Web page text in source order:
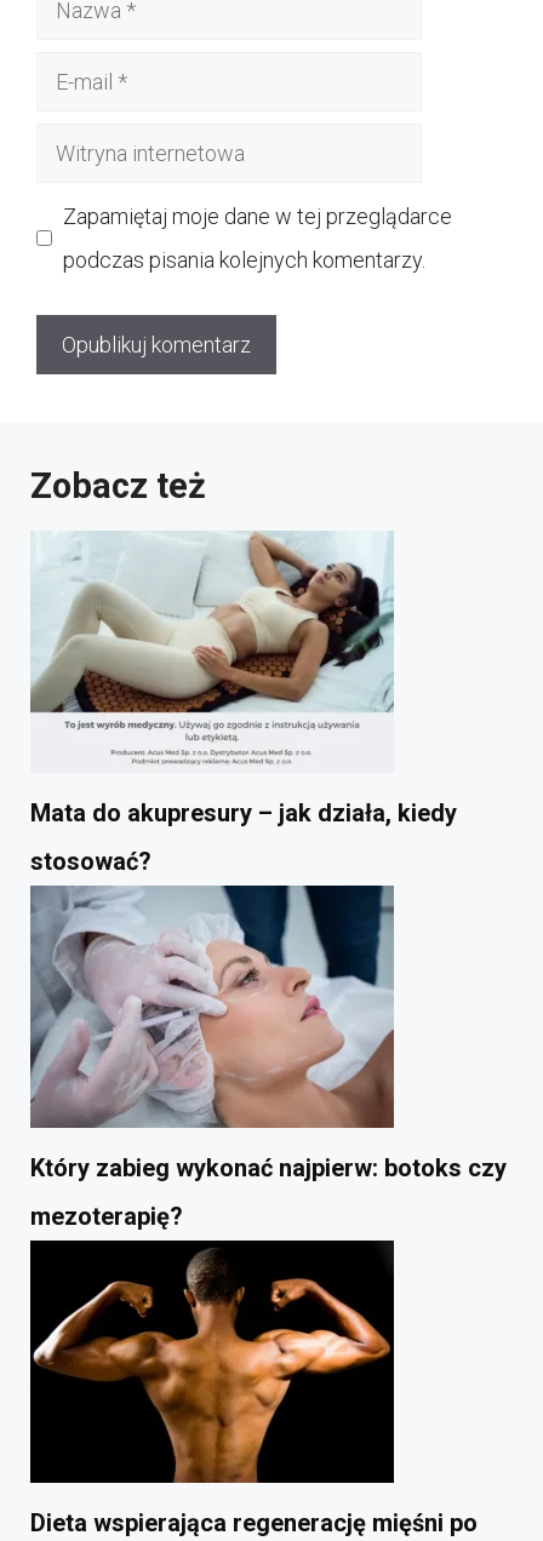
Witryna
Zapamiętaj moje dane w tej przeglądarce
podczas pisania kolejnych komentarzy.
Zobacz też
Mata do akupresury – jak działa, kiedy
stosować?
Który zabieg wykonać najpierw: botoks czy
mezoterapię?
Dieta wspierająca regenerację mięśni po